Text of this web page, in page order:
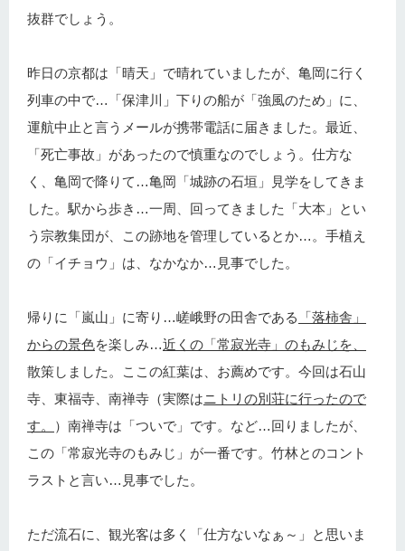
抜群でしょう。
昨日の京都は「晴天」で晴れていましたが、亀岡に行く
列車の中で…「保津川」下りの船が「強風のため」に、
運航中止と言うメールが携帯電話に届きました。最近、
「死亡事故」があったので慎重なのでしょう。仕方な
く、亀岡で降りて…亀岡「城跡の石垣」見学をしてきま
した。駅から歩き…一周、回ってきました「大本」とい
う宗教集団が、この跡地を管理しているとか…。手植え
の「イチョウ」は、なかなか…見事でした。
帰りに「嵐山」に寄り…嵯峨野の田舎である
「落柿舎」
からの景色を楽しみ…近くの「常寂光寺」のもみじを、
散策しました。ここの紅葉は、お薦めです。今回は石山
寺、東福寺、南禅寺（実際はニトリの別荘に行ったので
す。
）南禅寺は「ついで」です。など…回りましたが、
この「常寂光寺のもみじ」が一番です。竹林とのコント
ラストと言い…見事でした。
ただ流石に、観光客は多く「仕方ないなぁ～」と思いま